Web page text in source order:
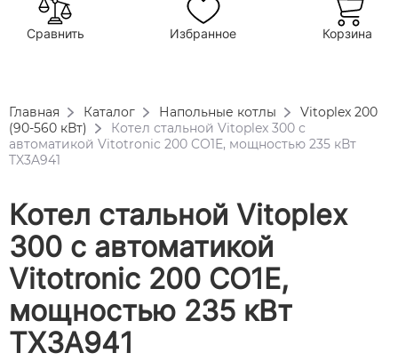
Сравнить Избранное Корзина
Главная Каталог Напольные котлы
Vitoplex 200
(90-560 кВт)
Котел стальной Vitoplex 300 с
автоматикой Vitotronic 200 CO1E, мощностью 235 кВт
TX3A941
Котел стальной Vitoplex
300 с автоматикой
Vitotronic 200 CO1E,
мощностью 235 кВт
TX3A941